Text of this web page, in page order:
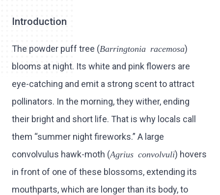
Introduction
The powder puff tree (Barringtonia racemosa)
blooms at night. Its white and pink flowers are
eye-catching and emit a strong scent to attract
pollinators. In the morning, they wither, ending
their bright and short life. That is why locals call
them “summer night fireworks.” A large
convolvulus hawk-moth (Agrius convolvuli) hovers
in front of one of these blossoms, extending its
mouthparts, which are longer than its body, to